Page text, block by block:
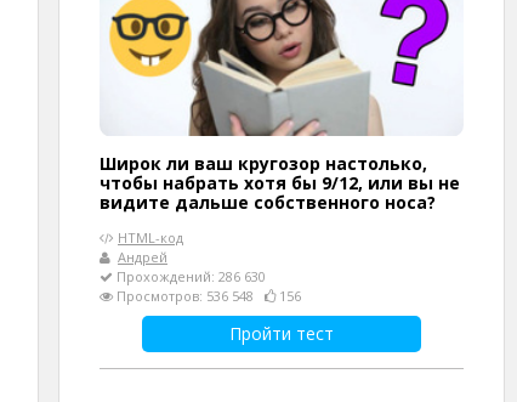
Широк ли ваш кругозор настолько,
чтобы набрать хотя бы 9/12, или вы не
видите дальше собственного носа?
HTML-код
Андрей
Прохождений: 286 630
Просмотров: 536 548
156
Пройти тест